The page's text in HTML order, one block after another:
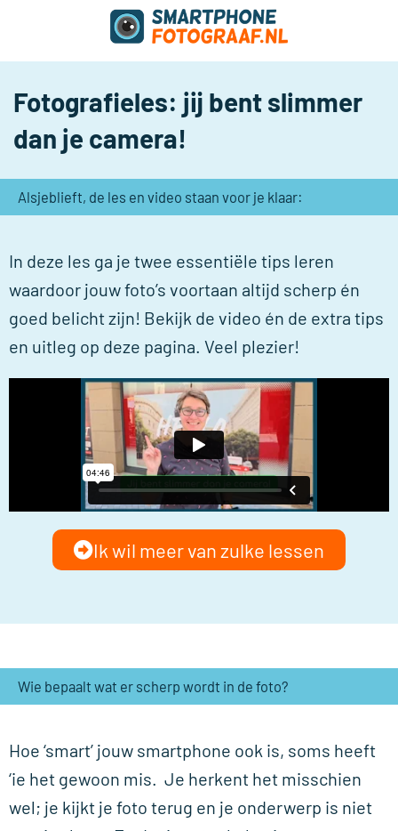
Fotografieles: jij bent slimmer
dan je camera!
Alsjeblieft, de les en video staan voor je klaar:
In deze les ga je twee essentiële tips leren
waardoor jouw foto’s voortaan altijd scherp én
goed belicht zijn! Bekijk de video én de extra tips
en uitleg op deze pagina. Veel plezier!
Ik wil meer van zulke lessen
Wie bepaalt wat er scherp wordt in de foto?
Hoe ‘smart’ jouw smartphone ook is, soms heeft
‘ie het gewoon mis. Je herkent het misschien
wel; je kijkt je foto terug en je onderwerp is niet